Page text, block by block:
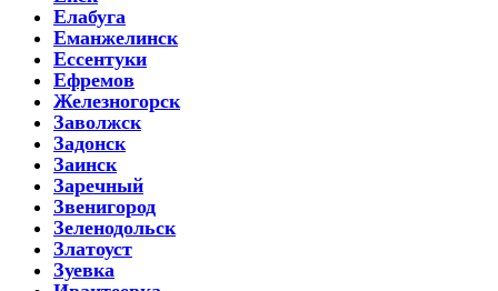
Елабуга
Еманжелинск
Ессентуки
Ефремов
Железногорск
Заволжск
Задонск
Заинск
Заречный
Звенигород
Зеленодольск
Златоуст
Зуевка